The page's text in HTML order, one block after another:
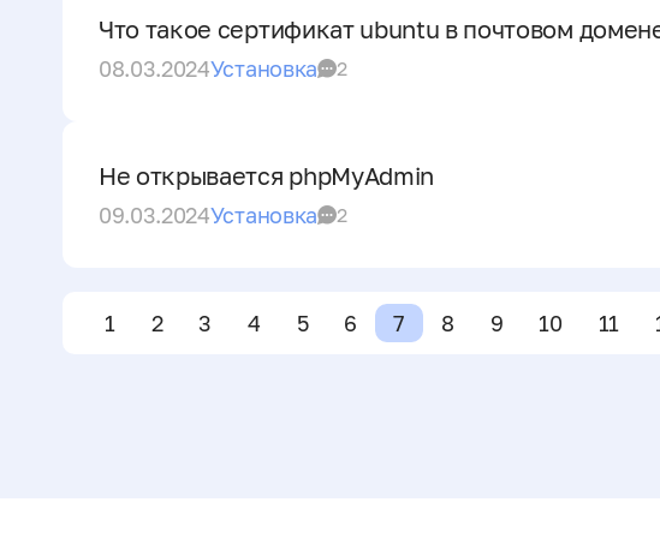
Что такое сертификат ubuntu в почтовом
08.03.2024Установка 2
Не открывается phpMyAdmin
09.03.2024Установка 2
1 2 3 4 5 6 7 8 9 10 11